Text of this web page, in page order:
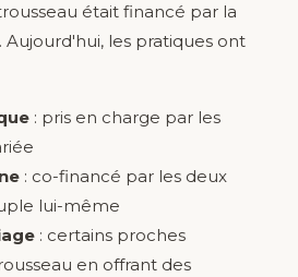
était financé par la
les pratiques ont
: pris en charge par les
: co-financé par les deux
lui-même
: certains proches
en offrant des